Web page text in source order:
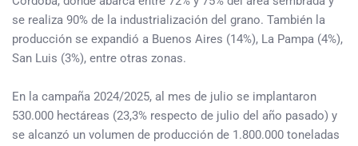
se realiza 90% de la industrialización del grano. También la
producción se expandió a Buenos Aires (14%), La Pampa (4%),
San Luis (3%), entre otras zonas.
En la campaña 2024/2025, al mes de julio se implantaron
530.000 hectáreas (23,3% respecto de julio del año pasado) y
se alcanzó un volumen de producción de 1.800.000 toneladas